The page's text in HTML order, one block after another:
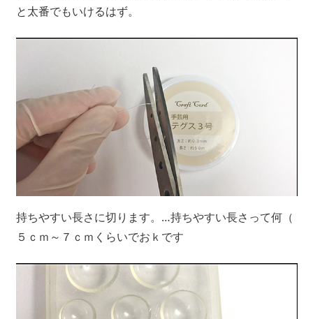
と太番でもいけるはず。
持ちやすい長さに切ります。…持ちやすい長さって何（
５ｃｍ～７ｃｍくらいでおｋです